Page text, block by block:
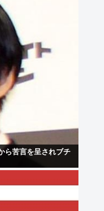
ら苦言を呈されブチ